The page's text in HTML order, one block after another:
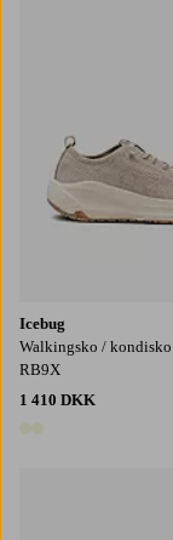
Icebug
Walkingsko /
RB9X
1 410 DKK